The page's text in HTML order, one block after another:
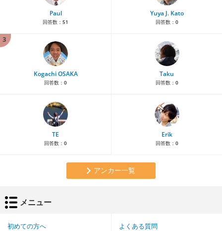
Paul
回答数： 51
Yuya J. Kato
回答数： 0
3
Kogachi OSAKA
回答数： 0
Taku
回答数： 0
TE
回答数： 0
Erik
回答数： 0
アンカー一覧
メニュー
初めての方へ よくある質問